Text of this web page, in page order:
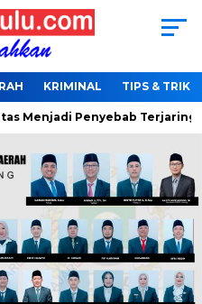
KRIMINAL TIPS & TRIK
Penyebab Terjaring